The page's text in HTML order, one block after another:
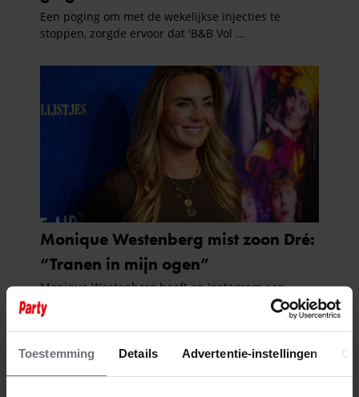
Toestemming Details Advertentie-instellingen